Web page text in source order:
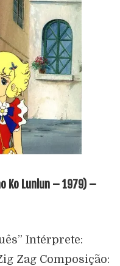
Ko Lunlun – 1979) –
Intérprete:
Zag Composição: